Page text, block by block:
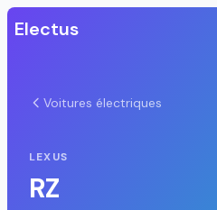
Electus
Voitures électriques
LEXUS
RZ